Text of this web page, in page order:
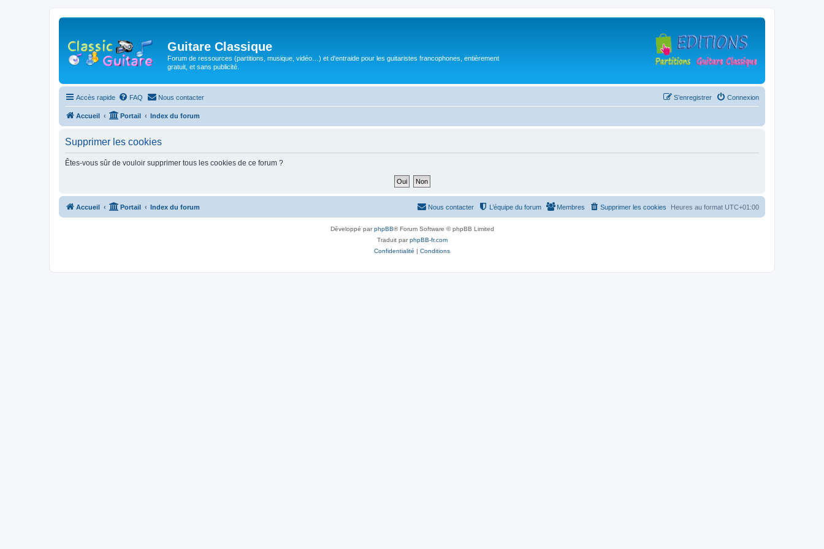
Guitare Classique
Forum de ressources (partitions, musique, vidéo…) et d'entraide pour les guitaristes francophones, entièrement
gratuit, et sans publicité.
Accès rapide FAQ Nous contacter Connexion
S’enregistrer
Accueil Portail Index du forum
Supprimer les cookies
Êtes-vous sûr de vouloir supprimer tous les cookies de ce forum ?
Accueil Portail Index du forum Heures au format UTC+01:00
Supprimer les cookies
Membres
L’équipe du forum
Nous contacter
Développé parphpBB® Forum Software © phpBB Limited
Traduit parphpBB-fr.com
Confidentialité | Conditions